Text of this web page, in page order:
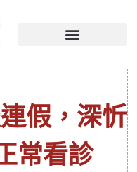
假，深忻
常看診